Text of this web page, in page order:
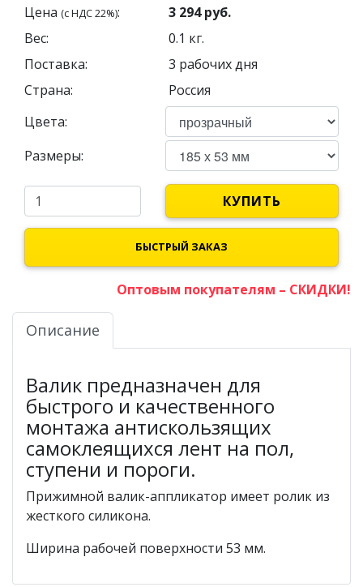
Цена (с НДС 22%): 3 294 руб.
Вес:
0.1 кг.
Поставка:
3 рабочих дня
Страна:
Россия
Цвета:
Размеры:
КУПИТЬ
БЫСТРЫЙ ЗАКАЗ
Оптовым покупателям – СКИДКИ!
Описание
Валик предназначен для
быстрого и качественного
монтажа антискользящих
самоклеящихся лент на пол,
ступени и пороги.
Прижимной валик-аппликатор имеет ролик из
жесткого силикона.
Ширина рабочей поверхности 53 мм.